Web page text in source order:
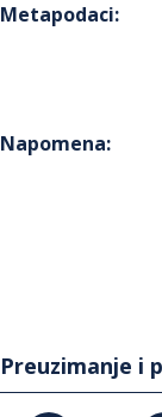
Metapodaci:
Napomena:
Preuzimanje i